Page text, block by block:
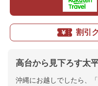
割引
高台から見下ろす太
沖縄にお越しでしたら、